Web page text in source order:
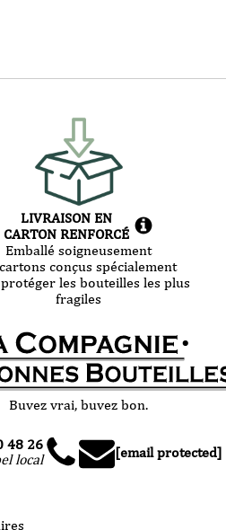
LIVRAISON EN
CARTON RENFORCÉ
Emballé soigneusement
conçus spécialement
les bouteilles les plus
fragiles
Buvez vrai, buvez bon.
48 26
local
[email protected]